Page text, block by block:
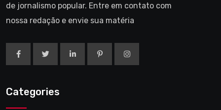
de jornalismo popular. Entre em contato com
nossa redação e envie sua matéria
Categories